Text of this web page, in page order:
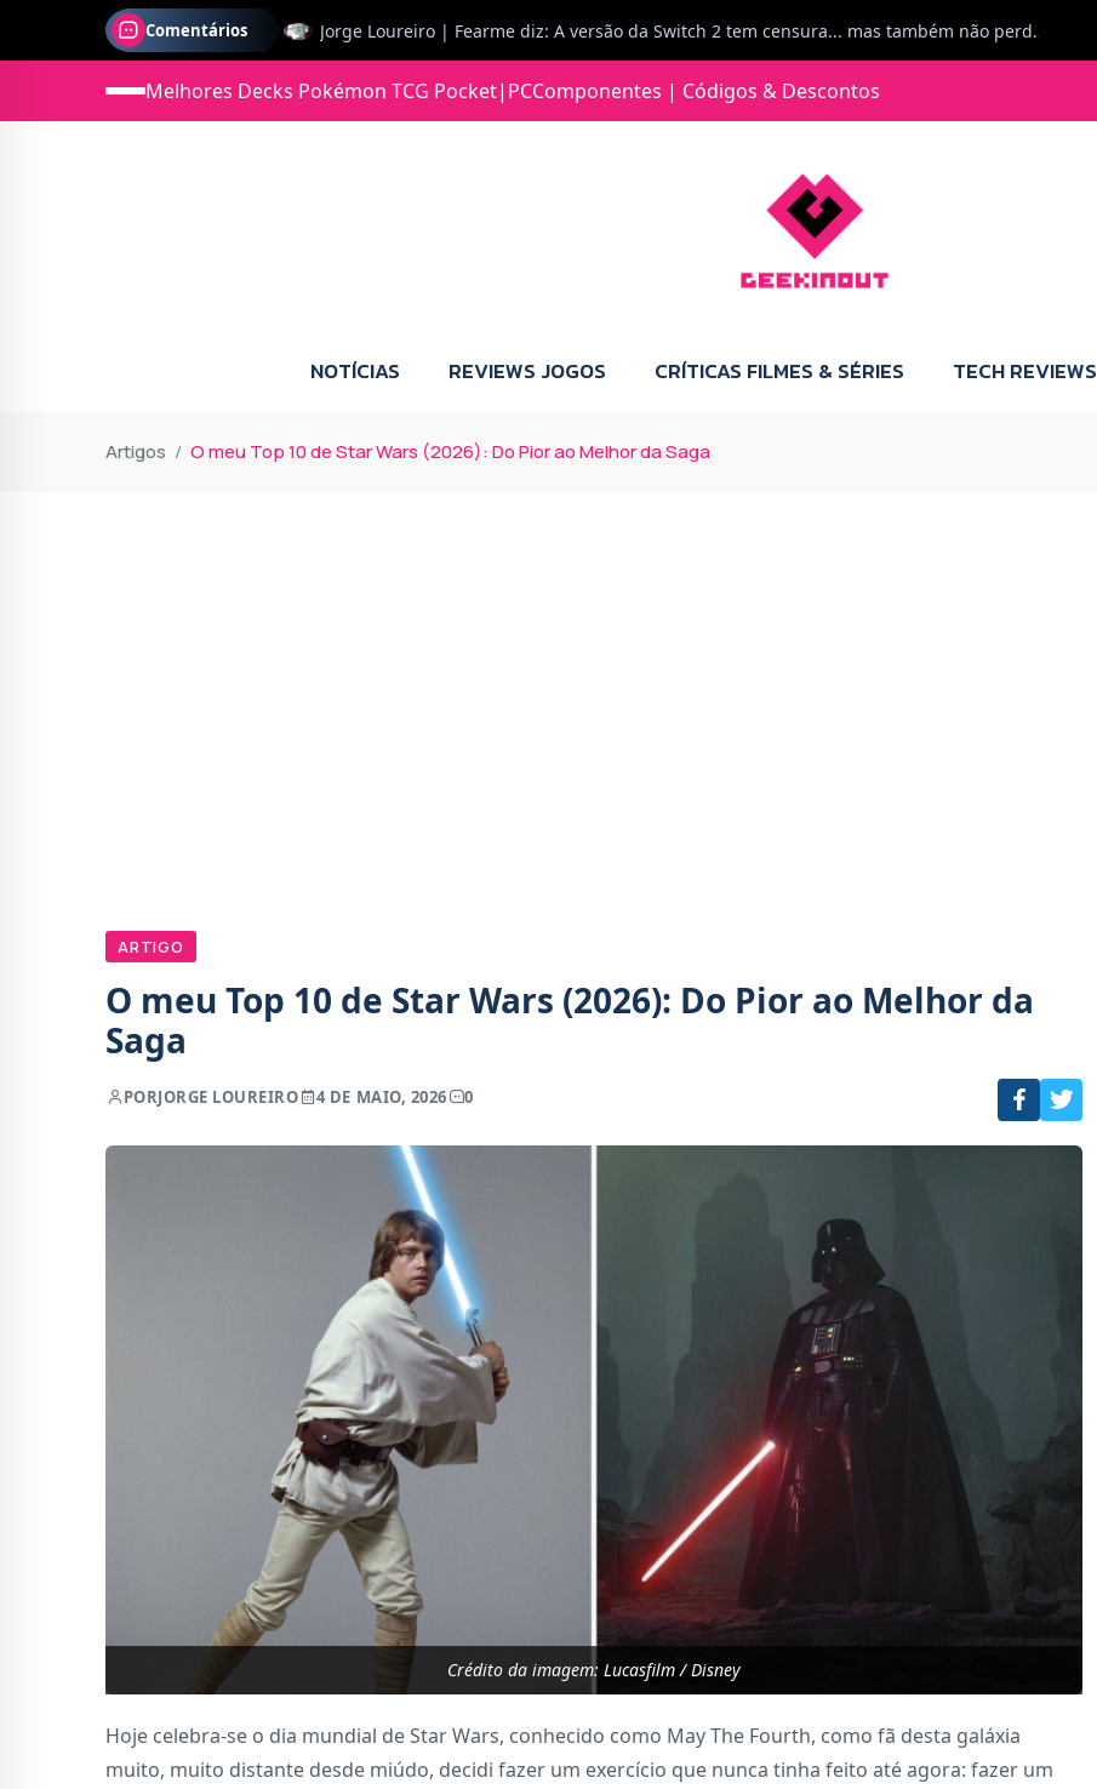
Comentários Jorge Loureiro | Fearme diz: A versão da Switch 2 tem censura... mas também não perdes muito.
Jonas diz: Estou seriamente com vontade para comprar para a Switch 2 :P
Jorge Loureiro | Fearme diz: Boas, obrigado pelo teu comentário. Talvez seja verdade que a Microsoft está a tentar redefinir o futuro dos jogos, mas para uma marca que já trocou de estratégia tantas vezes, é difícil acreditar em mais uma virada de direção. Basta lembrar do Kinect, da aposta no cloud gaming, ou mesmo do discurso de que os exclusivos eram "essenciais": todas essas promessas acabaram por perder força com o tempo. Além disso, há um ponto chave que estás a ignorar: as consolas Xbox. Está à vista que foram praticamente abandonadas. Quem comprou uma Xbox Series X a pensar que ia ser a máquina indispensável para jogar exclusivos, ficou a arder, porque hoje esses jogos chegam também ao PC e, cada vez mais, até à concorrência. Isso mina a identidade da marca e enfraquece a confiança dos jogadores. A PlayStation até pode estar a lançar alguns jogos na Xbox como o Helldivers 2, mas não é o catálogo inteiro. Desta forma, as consolas PS5 continuam a ter valor.
Melhores Decks Pokémon TCG Pocket| PCComponentes | Códigos & Descontos
NOTÍCIAS REVIEWS JOGOS CRÍTICAS FILMES & SÉRIES TECH REVIEWS
Artigos O meu Top 10 de Star Wars (2026): Do Pior ao Melhor da Saga
ARTIGO
O meu Top 10 de Star Wars (2026): Do Pior ao Melhor da
Saga
PORJORGE LOUREIRO 4 DE MAIO, 2026 0
Crédito da imagem: Lucasfilm / Disney
Hoje celebra-se o dia mundial de Star Wars, conhecido como May The Fourth, como fã desta galáxia
muito, muito distante desde miúdo, decidi fazer um exercício que nunca tinha feito até agora: fazer um